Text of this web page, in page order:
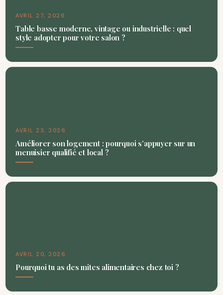
AVRIL 27, 2026
Table basse moderne, vintage ou industrielle : quel
style adopter pour votre salon ?
AVRIL 23, 2026
Améliorer son logement : pourquoi s’appuyer sur un
menuisier qualifié et local ?
AVRIL 20, 2026
Pourquoi tu as des mites alimentaires chez toi ?